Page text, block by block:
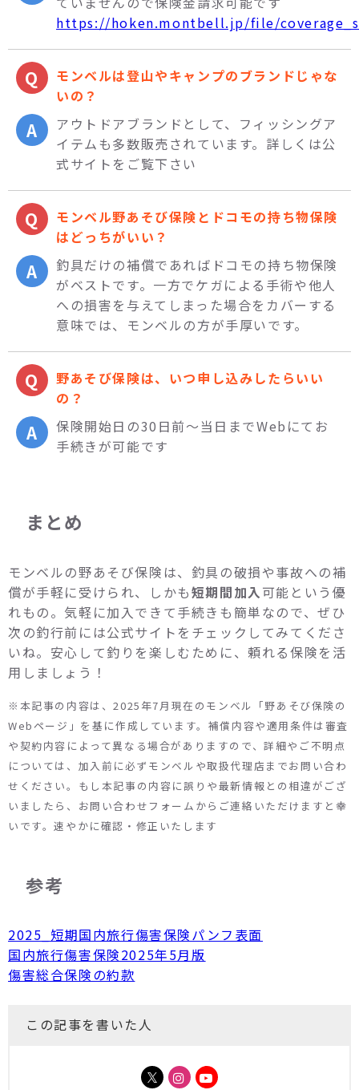
https://hoken.montbell.jp/file/
モンベルは登山やキャンプのブランドじゃな
いの？
アウトドアブランドとして、フィッシングア
イテムも多数販売されています。詳しくは公
式サイトをご覧下さい
モンベル野あそび保険とドコモの持ち物保険
はどっちがいい？
釣具だけの補償であればドコモの持ち物保険
がベストです。一方でケガによる手術や他人
への損害を与えてしまった場合をカバーする
意味では、モンベルの方が手厚いです。
野あそび保険は、いつ申し込みしたらいい
の？
保険開始日の30日前～当日までWebにてお
手続きが可能です
まとめ
モンベルの野あそび保険は、釣具の破損や事故への補
償が手軽に受けられ、しかも短期間加入可能という優
れもの。気軽に加入できて手続きも簡単なので、ぜひ
次の釣行前には公式サイトをチェックしてみてくださ
いね。安心して釣りを楽しむために、頼れる保険を活
用しましょう！
※本記事の内容は、2025年7月現在のモンベル「野あそび保険の
Webページ」を基に作成しています。補償内容や適用条件は審査
や契約内容によって異なる場合がありますので、詳細やご不明点
については、加入前に必ずモンベルや取扱代理店までお問い合わ
せください。もし本記事の内容に誤りや最新情報との相違がござ
いましたら、お問い合わせフォームからご連絡いただけますと幸
いです。速やかに確認・修正いたします
参考
2025_短期国内旅行傷害保険パンフ表面
国内旅行傷害保険2025年5月版
傷害総合保険の約款
この記事を書いた人